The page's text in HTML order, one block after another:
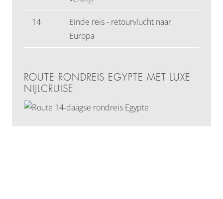
14
Einde reis - retourvlucht naar
Europa
ROUTE RONDREIS EGYPTE MET LUXE
NIJLCRUISE